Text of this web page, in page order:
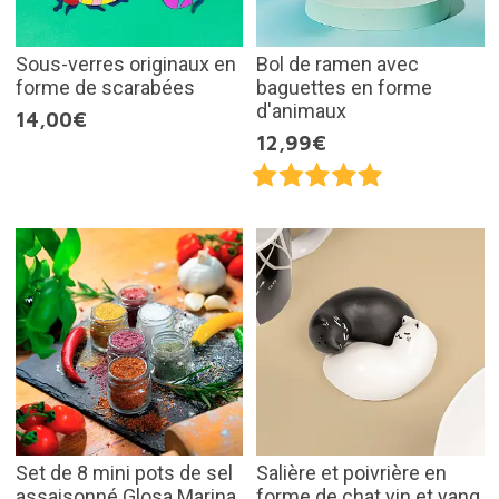
Sous-verres originaux en
forme de scarabées
14,00€
Bol de ramen avec
baguettes en forme
d'animaux
12,99€
Set de 8 mini pots de sel
Salière et poivrière en